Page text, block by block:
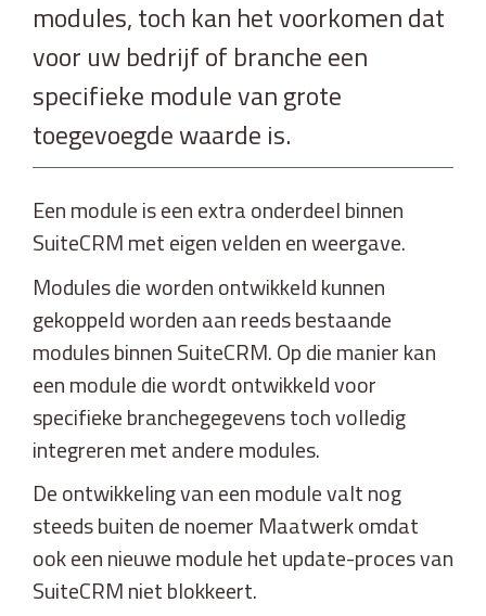
modules, toch kan het voorkomen dat
voor uw bedrijf of branche een
specifieke module van grote
toegevoegde waarde is.
Een module is een extra onderdeel binnen
SuiteCRM met eigen velden en weergave.
Modules die worden ontwikkeld kunnen
gekoppeld worden aan reeds bestaande
modules binnen SuiteCRM. Op die manier kan
een module die wordt ontwikkeld voor
specifieke branchegegevens toch volledig
integreren met andere modules.
De ontwikkeling van een module valt nog
steeds buiten de noemer Maatwerk omdat
ook een nieuwe module het update-proces van
SuiteCRM niet blokkeert.